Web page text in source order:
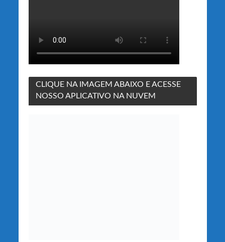
CLIQUE NA IMAGEM ABAIXO E ACESSE
NOSSO APLICATIVO NA NUVEM